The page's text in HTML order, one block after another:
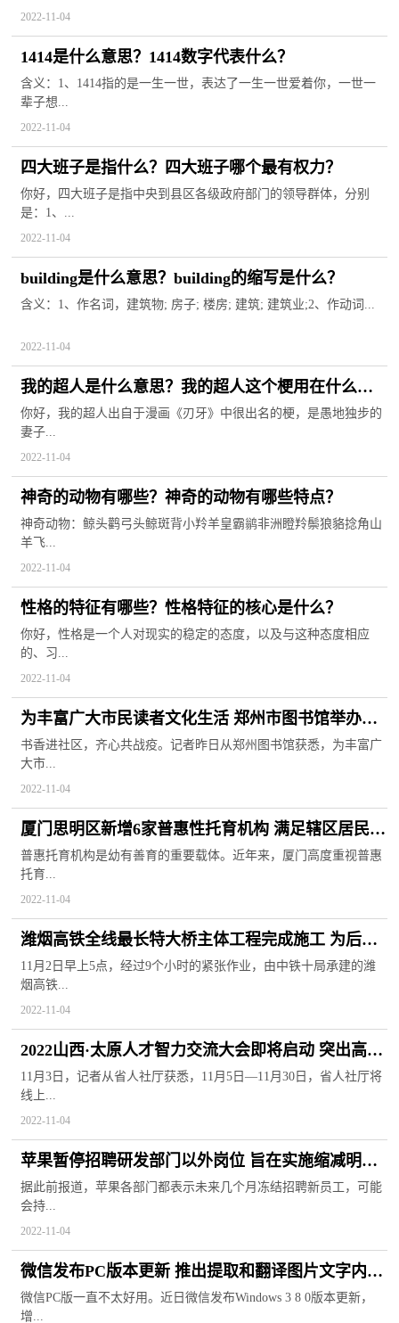
2022-11-04
1414是什么意思？1414数字代表什么？
含义：1、1414指的是一生一世，表达了一生一世爱着你，一世一
辈子想...
2022-11-04
四大班子是指什么？四大班子哪个最有权力？
你好，四大班子是指中央到县区各级政府部门的领导群体，分别
是：1、...
2022-11-04
building是什么意思？building的缩写是什么？
含义：1、作名词，建筑物; 房子; 楼房; 建筑; 建筑业;2、作动词...
2022-11-04
我的超人是什么意思？我的超人这个梗用在什么地
方？
你好，我的超人出自于漫画《刃牙》中很出名的梗，是愚地独步的
妻子...
2022-11-04
神奇的动物有哪些？神奇的动物有哪些特点？
神奇动物：鲸头鹳弓头鲸斑背小羚羊皇霸鹟非洲瞪羚鬃狼貉捻角山
羊飞...
2022-11-04
性格的特征有哪些？性格特征的核心是什么？
你好，性格是一个人对现实的稳定的态度，以及与这种态度相应
的、习...
2022-11-04
为丰富广大市民读者文化生活 郑州市图书馆举办线
上阅读推广活动
书香进社区，齐心共战疫。记者昨日从郑州图书馆获悉，为丰富广
大市...
2022-11-04
厦门思明区新增6家普惠性托育机构 满足辖区居民
“幼有所托”照护需求
普惠托育机构是幼有善育的重要载体。近年来，厦门高度重视普惠
托育...
2022-11-04
潍烟高铁全线最长特大桥主体工程完成施工 为后续
工作奠定坚实基础
11月2日早上5点，经过9个小时的紧张作业，由中铁十局承建的潍
烟高铁...
2022-11-04
2022山西·太原人才智力交流大会即将启动 突出高校
毕业生等群体洽谈
11月3日，记者从省人社厅获悉，11月5日—11月30日，省人社厅将
线上...
2022-11-04
苹果暂停招聘研发部门以外岗位 旨在实施缩减明年
预算的计划
据此前报道，苹果各部门都表示未来几个月冻结招聘新员工，可能
会持...
2022-11-04
微信发布PC版本更新 推出提取和翻译图片文字内容
等实用功能
微信PC版一直不太好用。近日微信发布Windows 3 8 0版本更新，
增...